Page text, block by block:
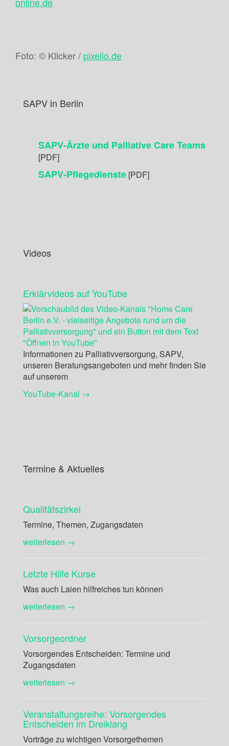
Foto: © Klicker / pixelio.de
SAPV in Berlin
SAPV-Ärzte und Palliative Care Teams
[PDF]
SAPV-Pflegedienste [PDF]
Videos
Erklärvideos auf YouTube
Informationen zu Palliativversorgung, SAPV,
unseren Beratungsangeboten und mehr finden Sie
auf unserem
YouTube-Kanal →
Termine & Aktuelles
Qualitätszirkel
Termine, Themen, Zugangsdaten
weiterlesen →
Letzte Hilfe Kurse
Was auch Laien hilfreiches tun können
weiterlesen →
Vorsorgeordner
Vorsorgendes Entscheiden: Termine und
Zugangsdaten
weiterlesen →
Veranstaltungsreihe: Vorsorgendes
Entscheiden im Dreiklang
Vorträge zu wichtigen Vorsorgethemen